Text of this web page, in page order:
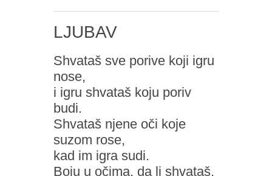
LJUBAV
Shvataš sve porive koji igru
nose,
i igru shvataš koju poriv
budi.
Shvataš njene oči koje
suzom rose,
kad im igra sudi.
Boju u očima, da li shvataš,